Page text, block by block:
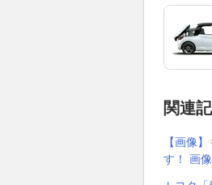
関連
【画像
す！ 画